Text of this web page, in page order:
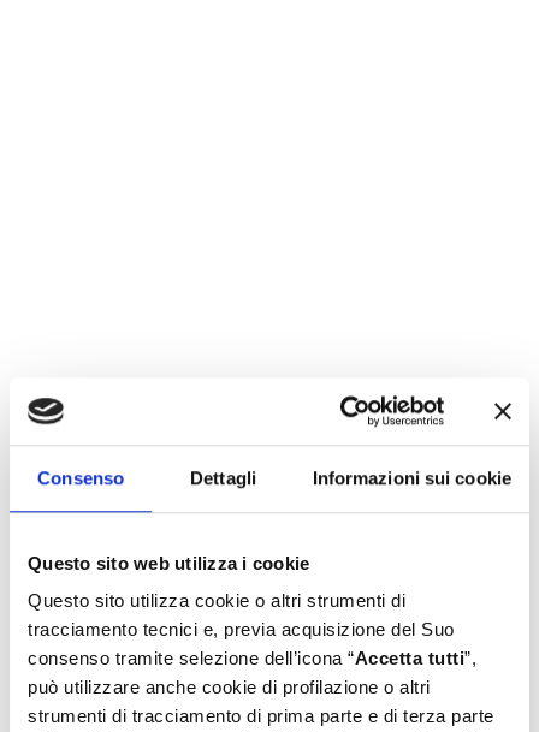
Consenso Dettagli Informazioni sui cookie
Questo sito web utilizza i cookie
Questo sito utilizza cookie o altri strumenti di
tracciamento tecnici e, previa acquisizione del Suo
consenso tramite selezione dell’icona “Accetta tutti”,
può utilizzare anche cookie di profilazione o altri
strumenti di tracciamento di prima parte e di terza parte